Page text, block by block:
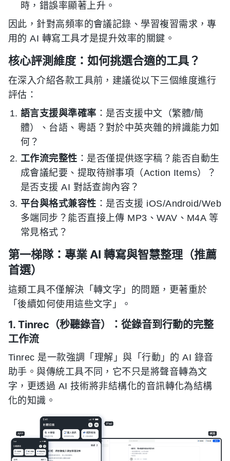
時，錯誤率顯著上升。
因此，針對高頻率的會議記錄、學習複習需求，專
用的 AI 轉寫工具才是提升效率的關鍵。
核心評測維度：如何挑選合適的工具？
在深入介紹各款工具前，建議從以下三個維度進行
評估：
語言支援與準確率 ：是否支援中文（繁體/簡
體）、台語、粵語？對於中英夾雜的辨識能力如
何？
工作流完整性 ：是否僅提供逐字稿？能否自動生
成會議紀要、提取待辦事項（Action Items）？
是否支援 AI 對話查詢內容？
平台與格式兼容性 ：是否支援 iOS/Android/Web
多端同步？能否直接上傳 MP3、WAV、M4A 等
常見格式？
第一梯隊：專業 AI 轉寫與智慧整理（推薦
首選）
這類工具不僅解決「轉文字」的問題，更著重於
「後續如何使用這些文字」。
1. Tinrec（秒聽錄音）：從錄音到行動的完整
工作流
Tinrec 是一款強調「理解」與「行動」的 AI 錄音
助手。與傳統工具不同，它不只是將聲音轉為文
字，更透過 AI 技術將非結構化的音訊轉化為結構
化的知識。